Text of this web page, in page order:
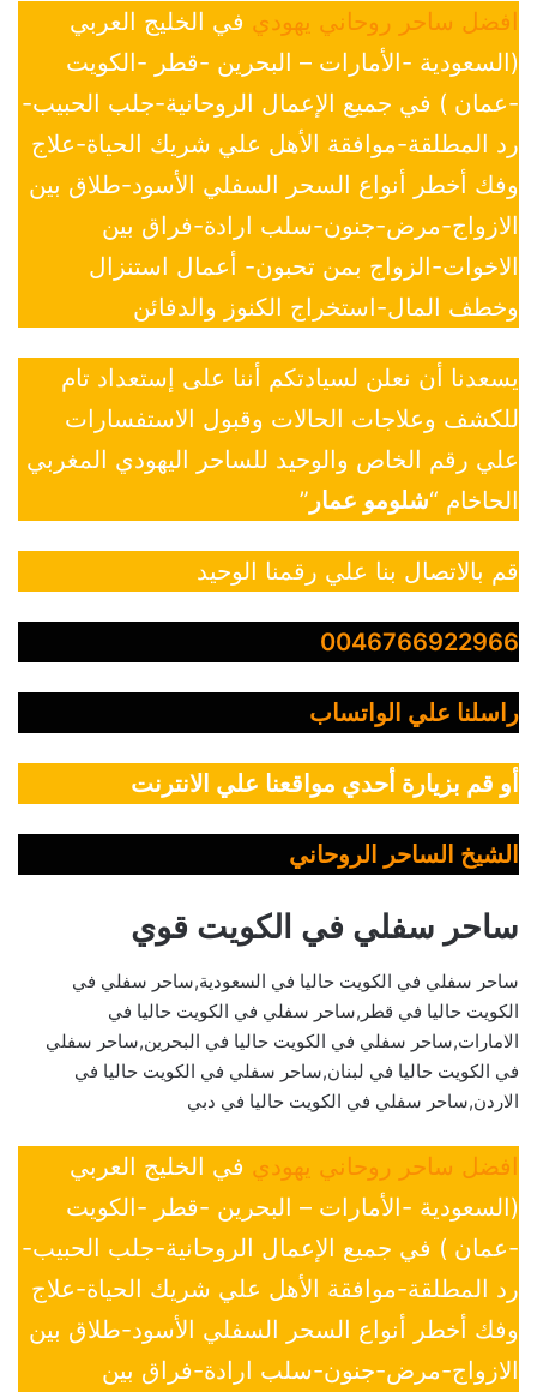
افضل ساحر روحاني يهودي في الخليج العربي
(السعودية -الأمارات – البحرين -قطر -الكويت
-عمان ) في جميع الإعمال الروحانية-جلب الحبيب-
رد المطلقة-موافقة الأهل علي شريك الحياة-علاج
وفك أخطر أنواع السحر السفلي الأسود-طلاق بين
الازواج-مرض-جنون-سلب ارادة-فراق بين
الاخوات-الزواج بمن تحبون- أعمال استنزال
وخطف المال-استخراج الكنوز والدفائن
يسعدنا أن نعلن لسيادتكم أننا على إستعداد تام
للكشف وعلاجات الحالات وقبول الاستفسارات
علي رقم الخاص والوحيد للساحر اليهودي المغربي
الحاخام “شلومو عمار ”
قم بالاتصال بنا علي رقمنا الوحيد
0046766922966
راسلنا علي الواتساب
أو قم بزيارة أحدي مواقعنا علي الانترنت
الشيخ الساحر الروحاني
ساحر سفلي في الكويت قوي
ساحر سفلي في الكويت حاليا في السعودية,ساحر سفلي في
الكويت حاليا في قطر,ساحر سفلي في الكويت حاليا في
الامارات,ساحر سفلي في الكويت حاليا في البحرين,ساحر سفلي
في الكويت حاليا في لبنان,ساحر سفلي في الكويت حاليا في
الاردن,ساحر سفلي في الكويت حاليا في دبي
افضل ساحر روحاني يهودي في الخليج العربي
(السعودية -الأمارات – البحرين -قطر -الكويت
-عمان ) في جميع الإعمال الروحانية-جلب الحبيب-
رد المطلقة-موافقة الأهل علي شريك الحياة-علاج
وفك أخطر أنواع السحر السفلي الأسود-طلاق بين
الازواج-مرض-جنون-سلب ارادة-فراق بين